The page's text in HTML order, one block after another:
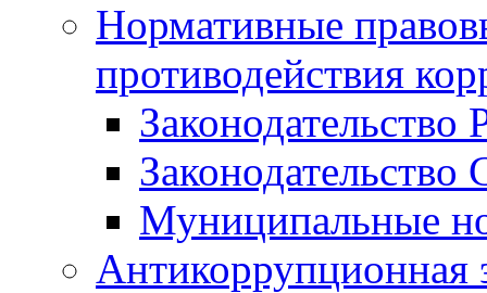
Нормативные
противодействия
Законодательство
Муниципальные
Антикоррупционная